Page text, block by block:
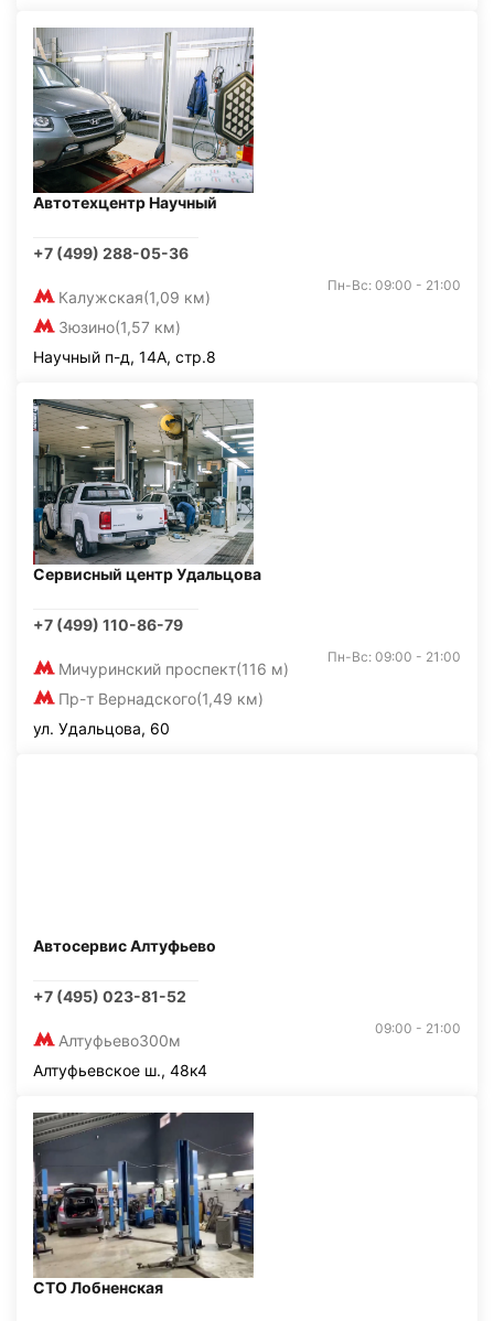
Автотехцентр Научный
+7 (499) 288-05-36
Калужская(1,09 км)
Зюзино(1,57 км)
Пн-Вс: 09:00 - 21:00
Научный п-д, 14А, стр.8
Сервисный центр Удальцова
+7 (499) 110-86-79
Мичуринский проспект(116 м)
Пр-т Вернадского(1,49 км)
Пн-Вс: 09:00 - 21:00
ул. Удальцова, 60
Автосервис Алтуфьево
+7 (495) 023-81-52
Алтуфьево300м
09:00 - 21:00
Алтуфьевское ш., 48к4
СТО Лобненская